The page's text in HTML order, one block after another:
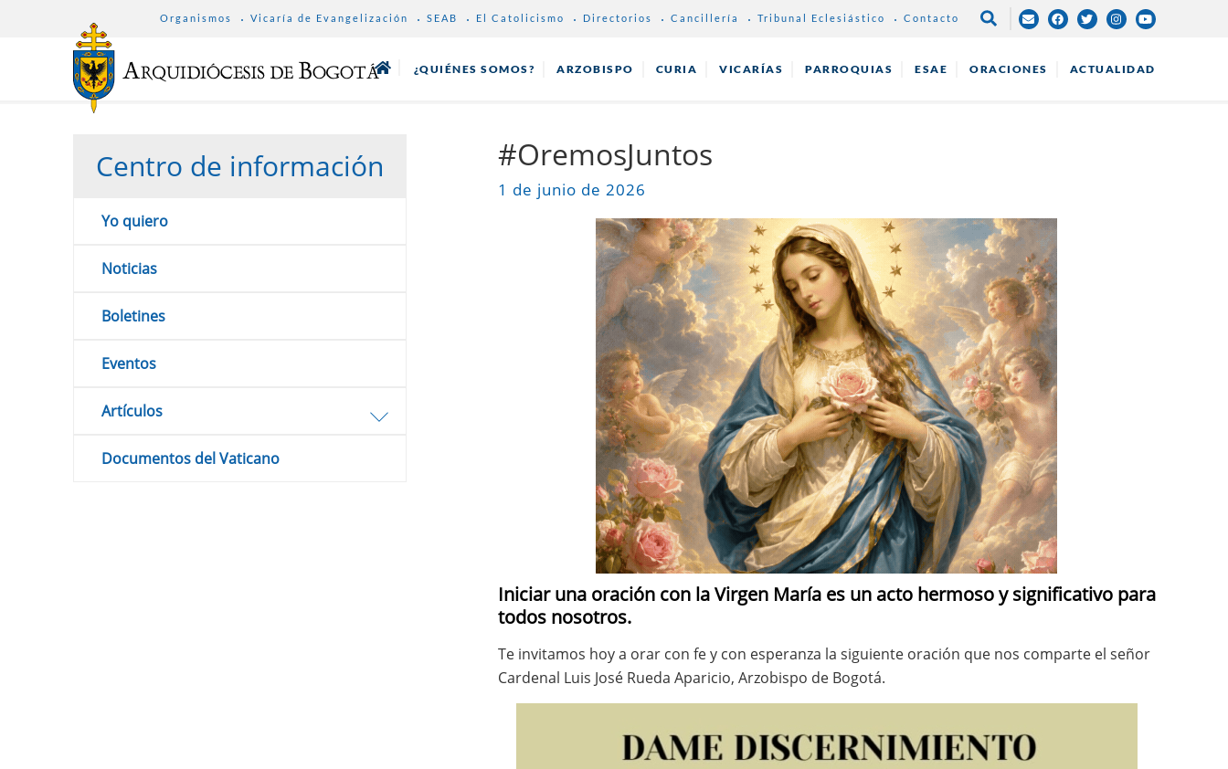
MENU
Organismos Vicaría de Evangelización SEAB El Catolicismo Directorios Cancillería Tribunal Eclesiástico Contacto
¿QUIÉNES SOMOS? ARZOBISPO CURIA VICARÍAS PARROQUIAS ESAE ORACIONES ACTUALIDAD
Centro de información
Yo quiero
Noticias
Boletines
Eventos
Artículos
Documentos del Vaticano
#OremosJuntos
1 de junio de 2026
Iniciar una oración con la Virgen María es un acto hermoso y significativo para
todos nosotros.
Te invitamos hoy a orar con fe y con esperanza la siguiente oración que nos comparte el señor
Cardenal Luis José Rueda Aparicio, Arzobispo de Bogotá.